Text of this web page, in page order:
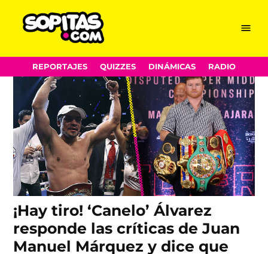
content
Menu
REPORTAJES QUIZZES DINÁMICAS RADIO
Saúl Álvarez
¡Hay tiro! ‘Canelo’ Álvarez
responde las críticas de Juan
Manuel Márquez y dice que